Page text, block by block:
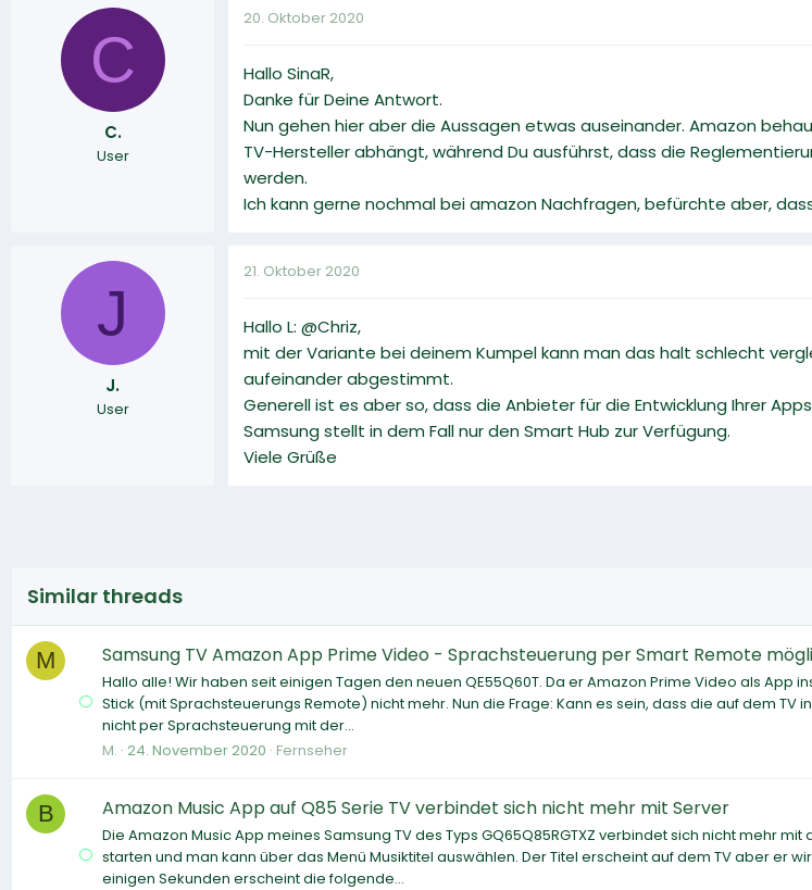
C
C.
User
20. Oktober 2020
Hallo SinaR,
Danke für Deine Antwort.
Nun gehen hier aber die Aussagen etwas auseinander. Amazon
TV-Hersteller abhängt, während Du ausführst, dass die
werden.
Ich kann gerne nochmal bei amazon Nachfragen, befürchte aber,
J
J.
User
21. Oktober 2020
Hallo L: @Chriz,
mit der Variante bei deinem Kumpel kann man das halt schlecht
aufeinander abgestimmt.
Generell ist es aber so, dass die Anbieter für die Entwicklung Ihrer
Samsung stellt in dem Fall nur den Smart Hub zur Verfügung.
Viele Grüße
Similar threads
M Samsung TV Amazon App Prime Video - Sprachsteuerung per Smart Remote
Hallo alle! Wir haben seit einigen Tagen den neuen QE55Q60T. Da er Amazon Prime Video als App
Stick (mit Sprachsteuerungs Remote) nicht mehr. Nun die Frage: Kann es sein, dass die auf dem TV
nicht per Sprachsteuerung mit der...
M. 24. November 2020 Fernseher
B Amazon Music App auf Q85 Serie TV verbindet sich nicht mehr mit Server
Die Amazon Music App meines Samsung TV des Typs GQ65Q85RGTXZ verbindet sich nicht mehr mit
starten und man kann über das Menü Musiktitel auswählen. Der Titel erscheint auf dem TV aber er
einigen Sekunden erscheint die folgende...